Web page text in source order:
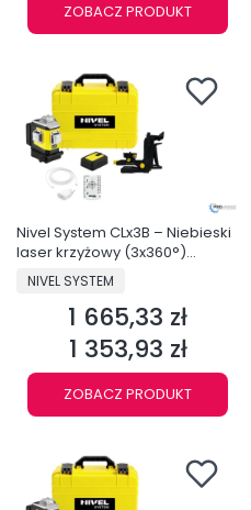
ZOBACZ PRODUKT
Nivel System CLx3B – Niebieski
laser krzyżowy (3x360°)
Bluetooth
PRODUCENT
NIVEL SYSTEM
Cena
1 665,33 zł
Cena
1 353,93 zł
ZOBACZ PRODUKT